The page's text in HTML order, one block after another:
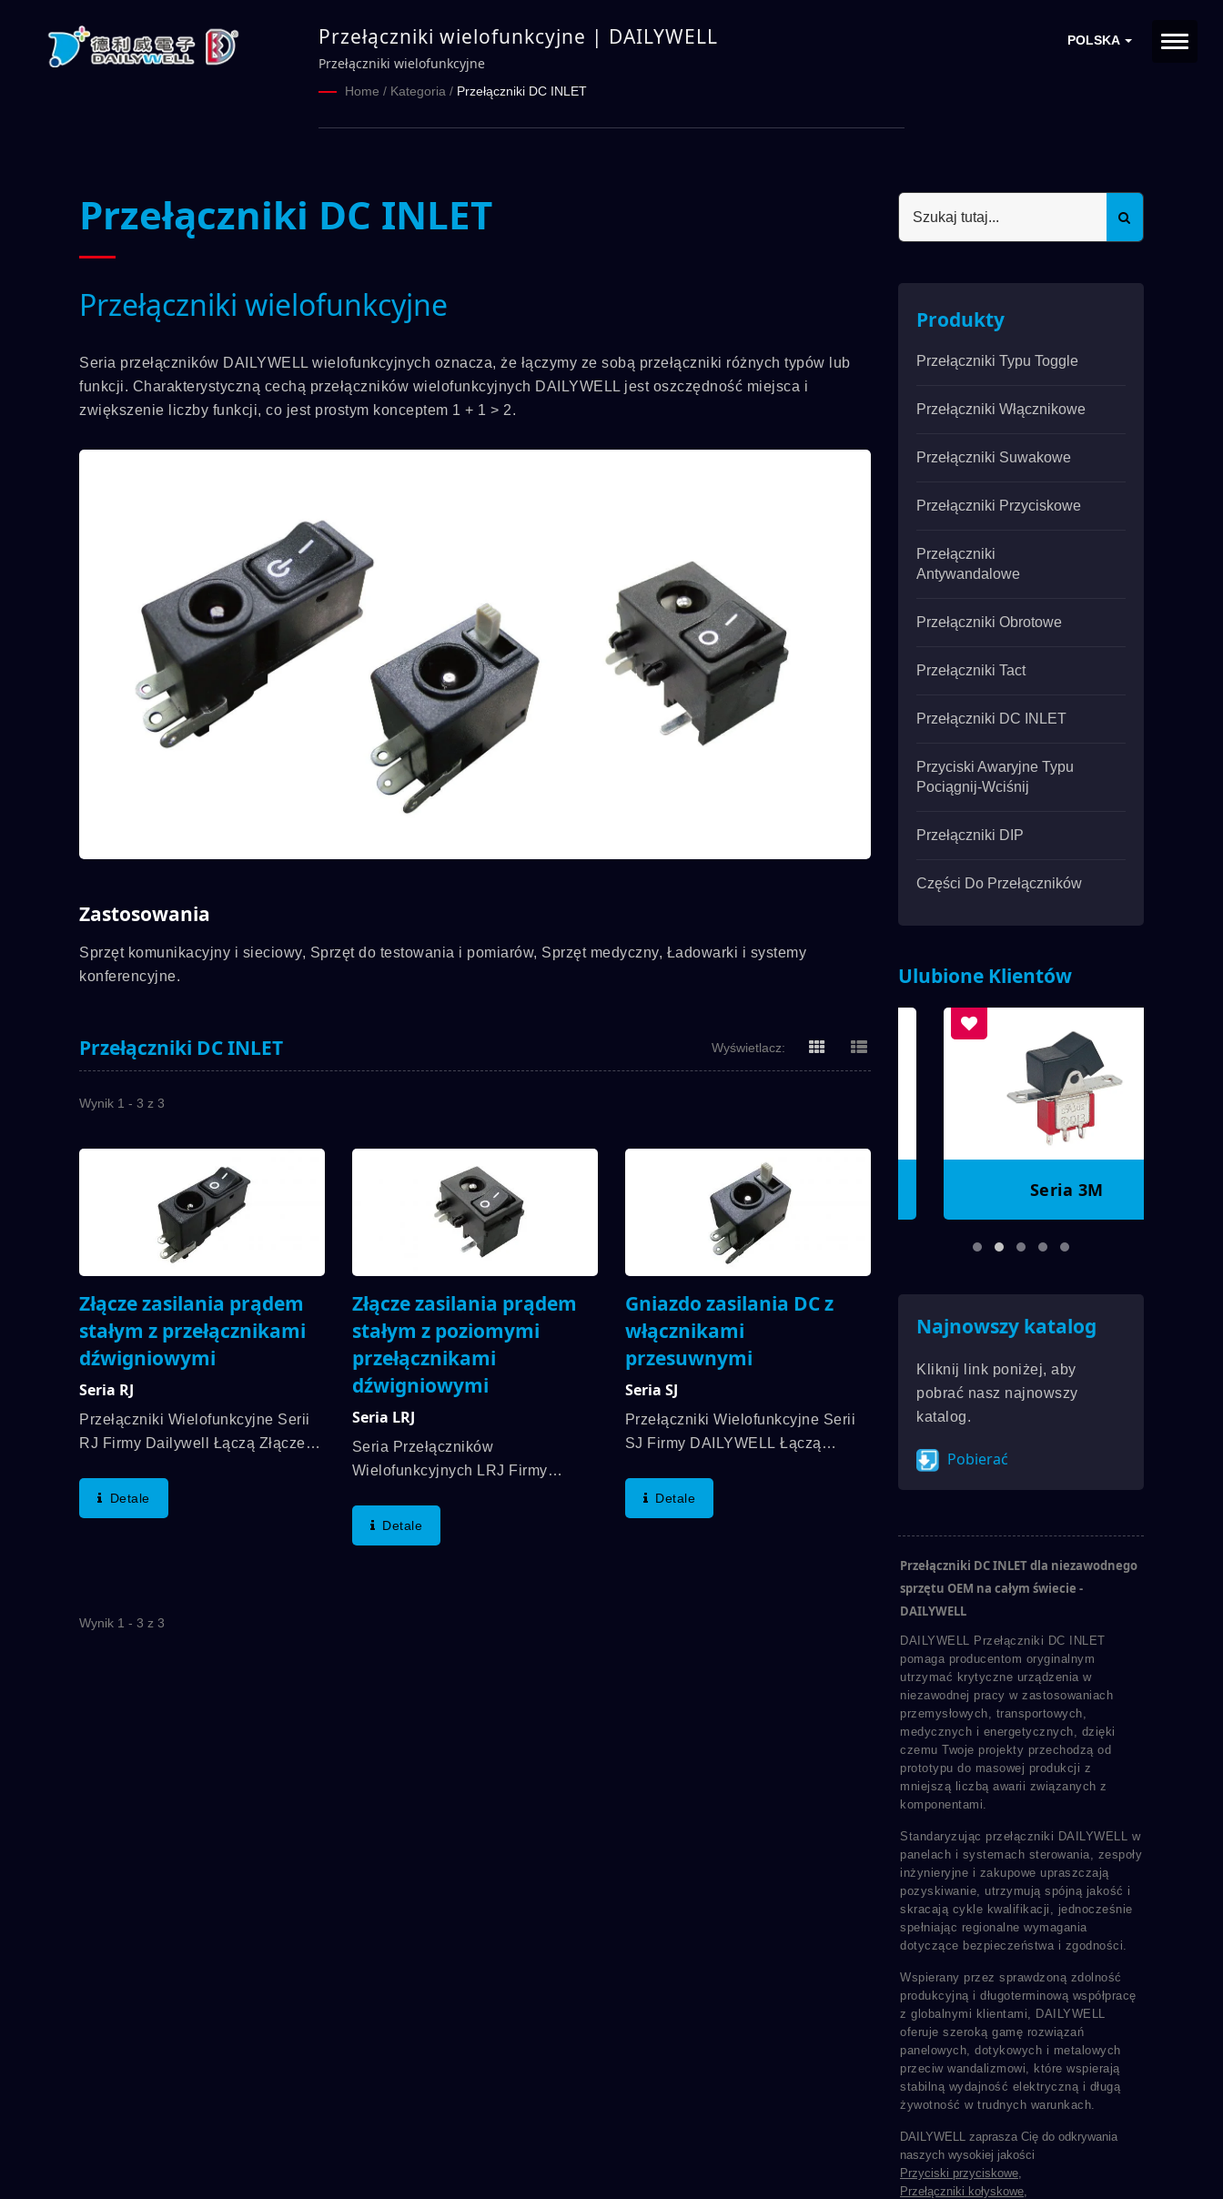
POLSKA
Przełączniki wielofunkcyjne | DAILYWELL
Przełączniki wielofunkcyjne
Home / Kategoria / Przełączniki DC INLET
Przełączniki DC INLET
Przełączniki wielofunkcyjne
Seria przełączników DAILYWELL wielofunkcyjnych oznacza, że łączymy ze sobą przełączniki różnych typów lub
funkcji. Charakterystyczną cechą przełączników wielofunkcyjnych DAILYWELL jest oszczędność miejsca i
zwiększenie liczby funkcji, co jest prostym konceptem 1 + 1 > 2.
Zastosowania
Sprzęt komunikacyjny i sieciowy, Sprzęt do testowania i pomiarów, Sprzęt medyczny, Ładowarki i systemy
konferencyjne.
Przełączniki DC INLET Wyświetlacz:
Wynik 1 - 3 z 3
Złącze zasilania prądem
stałym z przełącznikami
dźwigniowymi
Seria RJ
Przełączniki Wielofunkcyjne Serii
RJ Firmy Dailywell Łączą Złącze
Włącznikowymi, A Żywotność
Elektryczna Wynosi Do 6000 Cykli.
Detale
Złącze zasilania prądem
stałym z poziomymi
przełącznikami
dźwigniowymi
Seria LRJ
Seria Przełączników
Wielofunkcyjnych LRJ Firmy
Prądem Stałym Z Poziomymi
Przełącznikami Dźwigniowymi.
Detale
Gniazdo zasilania DC z
włącznikami
przesuwnymi
Seria SJ
Przełączniki Wielofunkcyjne Serii
SJ Firmy DAILYWELL Łączą
Przełącznikami Suwakowymi, A
Żywotność Mechaniczna Wynosi
Detale
Wynik 1 - 3 z 3
Produkty
Przełączniki Typu Toggle
Przełączniki Włącznikowe
Przełączniki Suwakowe
Przełączniki Przyciskowe
Przełączniki
Antywandalowe
Przełączniki Obrotowe
Przełączniki Tact
Przełączniki DC INLET
Przyciski Awaryjne Typu
Pociągnij-Wciśnij
Przełączniki DIP
Części Do Przełączników
Ulubione Klientów
Seria 7M Seria MPB Seria 1M Seria 3M
Najnowszy katalog
Kliknij link poniżej, aby
pobrać nasz najnowszy
katalog.
Pobierać
Przełączniki DC INLET dla niezawodnego
sprzętu OEM na całym świecie -
DAILYWELL
DAILYWELL Przełączniki DC INLET
pomaga producentom oryginalnym
utrzymać krytyczne urządzenia w
niezawodnej pracy w zastosowaniach
przemysłowych, transportowych,
medycznych i energetycznych, dzięki
czemu Twoje projekty przechodzą od
prototypu do masowej produkcji z
mniejszą liczbą awarii związanych z
komponentami.
Standaryzując przełączniki DAILYWELL w
panelach i systemach sterowania, zespoły
inżynieryjne i zakupowe upraszczają
pozyskiwanie, utrzymują spójną jakość i
skracają cykle kwalifikacji, jednocześnie
spełniając regionalne wymagania
dotyczące bezpieczeństwa i zgodności.
Wspierany przez sprawdzoną zdolność
produkcyjną i długoterminową współpracę
z globalnymi klientami, DAILYWELL
oferuje szeroką gamę rozwiązań
panelowych, dotykowych i metalowych
przeciw wandalizmowi, które wspierają
stabilną wydajność elektryczną i długą
żywotność w trudnych warunkach.
DAILYWELL zaprasza Cię do odkrywania
naszych wysokiej jakości
Przyciski przyciskowe,
Przełączniki kołyskowe,